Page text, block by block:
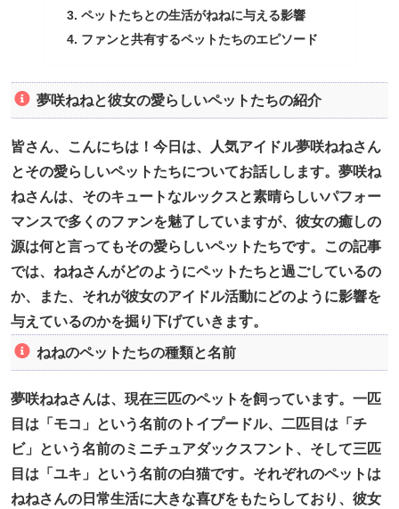
ペットたちとの生活がねねに与える影響
ファンと共有するペットたちのエピソード
夢咲ねねと彼女の愛らしいペットたちの紹介
皆さん、こんにちは！今日は、人気アイドル夢咲ねねさん
とその愛らしいペットたちについてお話しします。夢咲ね
ねさんは、そのキュートなルックスと素晴らしいパフォー
マンスで多くのファンを魅了していますが、彼女の癒しの
源は何と言ってもその愛らしいペットたちです。この記事
では、ねねさんがどのようにペットたちと過ごしているの
か、また、それが彼女のアイドル活動にどのように影響を
与えているのかを掘り下げていきます。
ねねのペットたちの種類と名前
夢咲ねねさんは、現在三匹のペットを飼っています。一匹
目は「モコ」という名前のトイプードル、二匹目は「チ
ビ」という名前のミニチュアダックスフント、そして三匹
目は「ユキ」という名前の白猫です。それぞれのペットは
ねねさんの日常生活に大きな喜びをもたらしており、彼女